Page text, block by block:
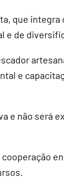
que integra
e de
e
e não será